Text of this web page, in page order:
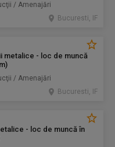
/ Amenajări
Bucuresti, IF
metalice - loc de muncă
/ Amenajări
Bucuresti, IF
- loc de muncă în